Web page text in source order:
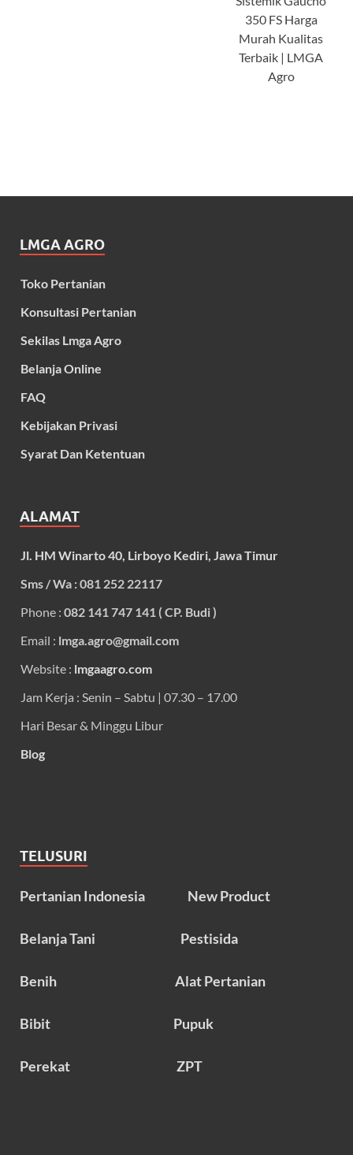
350 FS Harga
Murah Kualitas
Terbaik | LMGA
Agro
LMGA AGRO
Toko Pertanian
Konsultasi Pertanian
Sekilas Lmga Agro
Belanja Online
FAQ
Kebijakan Privasi
Syarat Dan Ketentuan
ALAMAT
Jl. HM Winarto 40, Lirboyo Kediri, Jawa Timur
Sms / Wa : 081 252 22117
Phone : 082 141 747 141 ( CP. Budi )
Email : lmga.agro@gmail.com
Website : lmgaagro.com
Jam Kerja : Senin – Sabtu | 07.30 – 17.00
Hari Besar & Minggu Libur
Blog
TELUSURI
Pertanian Indonesia New Product
Belanja Tani Pestisida
Benih Alat Pertanian
Bibit Pupuk
Perekat ZPT